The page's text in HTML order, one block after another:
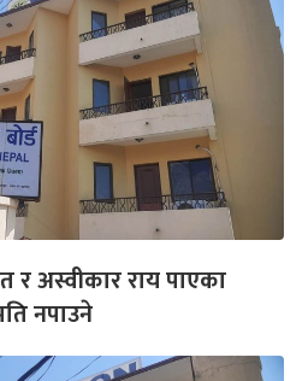
र अस्वीकार राय पाएका
नपाउने